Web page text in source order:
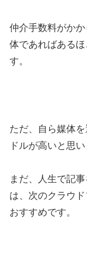
仲介手数料がか
体であればある
す。
ただ、自ら媒体
ドルが高いと思い
まだ、人生で記
は、次のクラウ
おすすめです。